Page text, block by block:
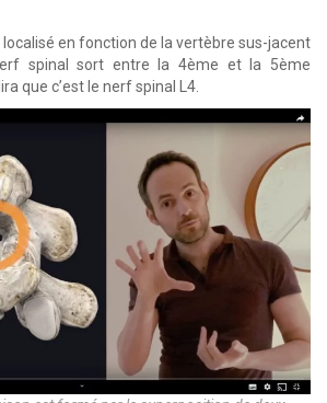
en fonction de la vertèbre sus-jacent
spinal sort entre la 4ème et la 5ème
que c’est le nerf spinal L4.